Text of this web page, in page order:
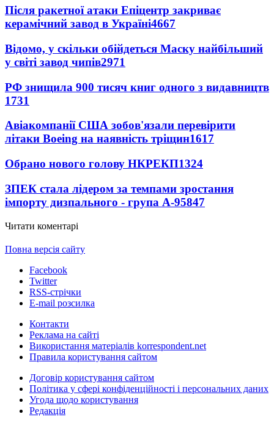
Після ракетної атаки Епіцентр закриває
керамічний завод в Україні4667
Відомо, у скільки обійдеться Маску найбільший
у світі завод чипів2971
РФ знищила 900 тисяч книг одного з видавництв
1731
Авіакомпанії США зобов'язали перевірити
літаки Boeing на наявність тріщин1617
Обрано нового голову НКРЕКП1324
ЗПЕК стала лідером за темпами зростання
імпорту дизпального - група А-95847
Читати коментарі
Повна версія сайту
Facebook
Twitter
RSS-стрічки
E-mail розсилка
Контакти
Реклама на сайті
Використання матеріалів korrespondent.net
Правила користування сайтом
Договір користування сайтом
Політика у сфері конфіденційності і персональних даних
Угода щодо користування
Редакція